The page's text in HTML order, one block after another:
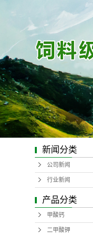
新闻分类
公司新闻
行业新闻
产品分类
甲酸钙
二甲酸钾